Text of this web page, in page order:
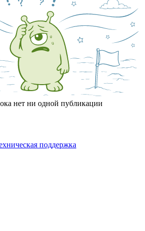
нет ни одной публикации
поддержка